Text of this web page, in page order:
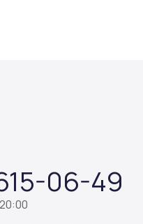
06-49